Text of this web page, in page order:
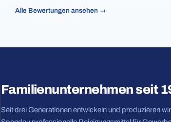
Alle Bewertungen ansehen →
Familienunternehmen seit
Seit drei Generationen entwickeln und produzieren